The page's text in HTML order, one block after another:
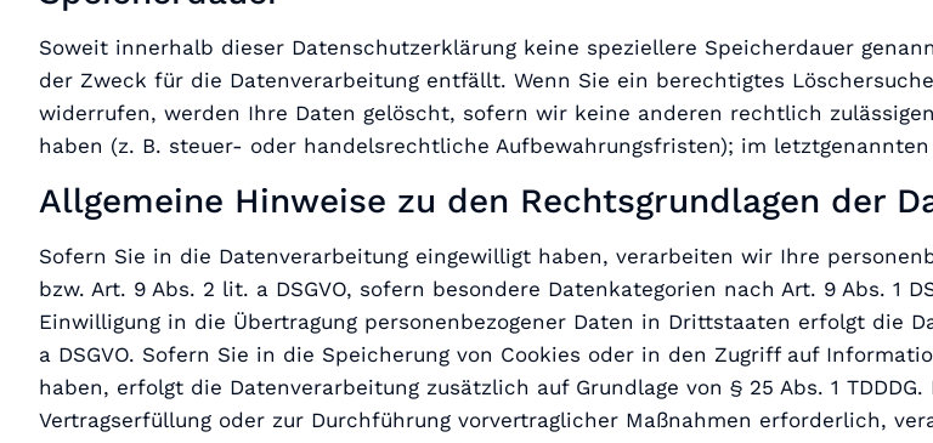
Soweit innerhalb dieser Datenschutzerklärung keine speziellere Speicherdauer
der Zweck für die Datenverarbeitung entfällt. Wenn Sie ein berechtigtes
widerrufen, werden Ihre Daten gelöscht, sofern wir keine anderen rechtlich
haben (z. B. steuer- oder handelsrechtliche Aufbewahrungsfristen); im
Allgemeine Hinweise zu den Rechtsgrundlagen der
Sofern Sie in die Datenverarbeitung eingewilligt haben, verarbeiten wir Ihre
bzw. Art. 9 Abs. 2 lit. a DSGVO, sofern besondere Datenkategorien nach Art. 9 Abs. 1
Einwilligung in die Übertragung personenbezogener Daten in Drittstaaten erfolgt die
a DSGVO. Sofern Sie in die Speicherung von Cookies oder in den Zugriff auf
haben, erfolgt die Datenverarbeitung zusätzlich auf Grundlage von § 25 Abs. 1
Vertragserfüllung oder zur Durchführung vorvertraglicher Maßnahmen erforderlich,